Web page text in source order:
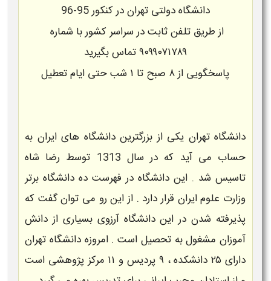
دانشگاه دولتی تهران در کنکور 95-96
از طریق تلفن ثابت در سراسر کشور با شماره
۹۰۹۹۰۷۱۷۸۹تماس بگیرید
پاسخگویی از ۸ صبح تا ۱ شب حتی ایام تعطیل
دانشگاه تهران یکی از بزرگترین دانشگاه های ایران به
حساب می آید که در سال 1313 توسط رضا شاه
تاسیس شد . این دانشگاه در فهرست ده دانشگاه برتر
وزارت علوم ایران قرار دارد . از این رو می توان گفت که
پذیرفته شدن در این دانشگاه آرزوی بسیاری از دانش
آموزان مشغول به تحصیل است . امروزه دانشگاه تهران
دارای ۲۵ دانشکده ، ۹ پردیس و ۱۱ مرکز پژوهشی است